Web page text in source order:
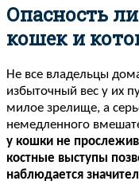
Опасность
кошек и
Не все владельцы
избыточный вес у их
милое зрелище, а
немедленного
у кошки не
костные выступы
наблюдается